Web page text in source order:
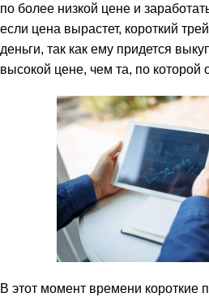
по более низкой цене и
если цена вырастет, короткий
деньги, так как ему придется
высокой цене, чем та, по которой
В этот момент времени короткие